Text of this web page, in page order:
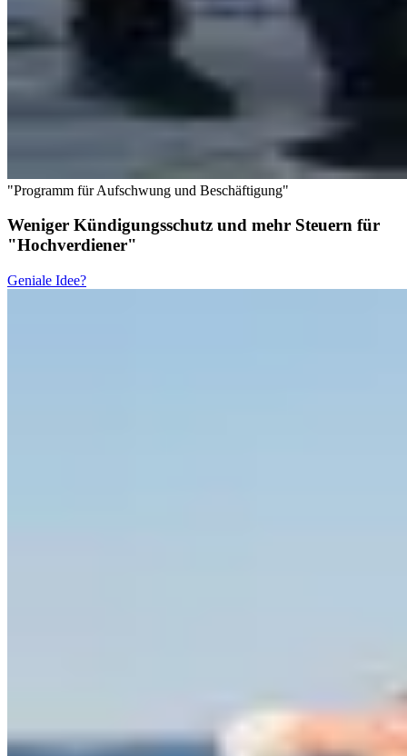
"Programm für Aufschwung und Beschäftigung"
Weniger Kündigungsschutz und mehr Steuern für
"Hochverdiener"
Geniale Idee?